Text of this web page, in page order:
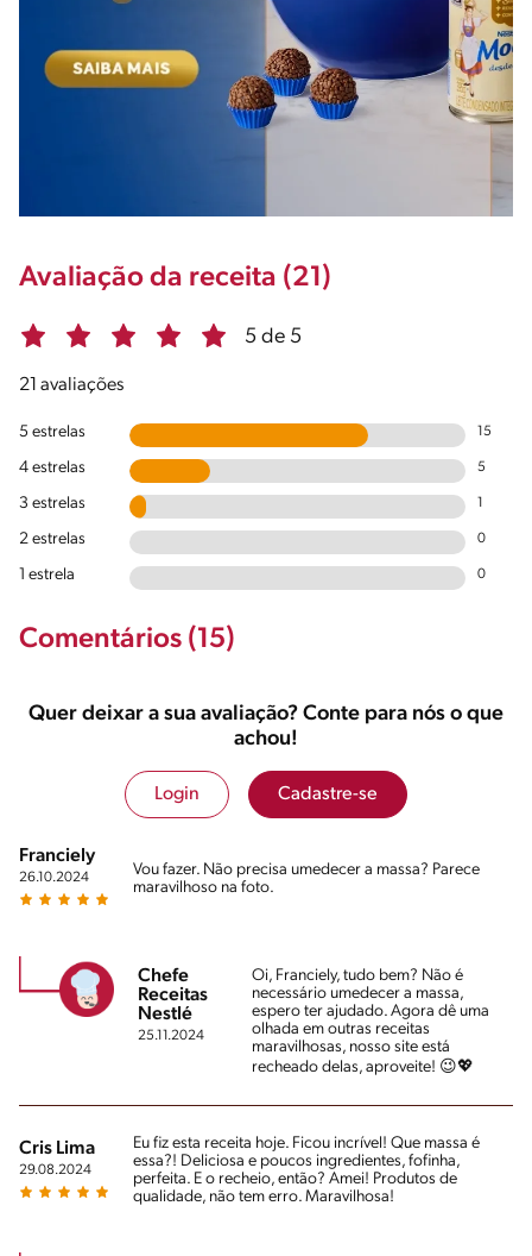
Avaliação da receita (21)
5 de 5
21 avaliações
5 estrelas 15
4 estrelas 5
3 estrelas
2 estrelas 0
1 estrela 0
Comentários (15)
Quer deixar a sua avaliação? Conte para nós o que
achou!
Login Cadastre-se
Franciely
26.10.2024
Vou fazer. Não precisa umedecer a massa? Parece
maravilhoso na foto.
Chefe
Receitas
Nestlé
25.11.2024
Oi, Franciely, tudo bem? Não é
necessário umedecer a massa,
espero ter ajudado. Agora dê uma
olhada em outras receitas
maravilhosas, nosso site está
recheado delas, aproveite! 😉💖
Cris Lima
29.08.2024
Eu fiz esta receita hoje. Ficou incrível! Que massa é
essa?! Deliciosa e poucos ingredientes, fofinha,
perfeita. E o recheio, então? Amei! Produtos de
qualidade, não tem erro. Maravilhosa!